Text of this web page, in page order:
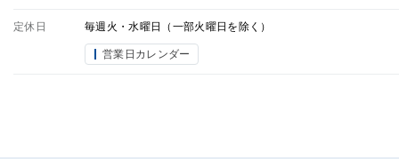
定休日 毎週火・水曜日（一部火曜日を除く）
営業日カレンダー